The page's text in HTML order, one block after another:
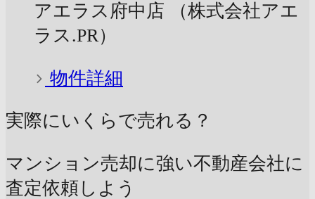
アエラス府中店 （株式会社アエ
ラス.PR）
物件詳細
実際にいくらで売れる？
マンション売却に強い不動産会社に
査定依頼しよう